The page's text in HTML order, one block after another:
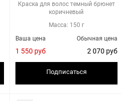
Краска для волос темный брюнет
коричневый
Масса: 150 г
Обычная цена
2 070 руб
Ваша цена
1 550 руб
Подписаться